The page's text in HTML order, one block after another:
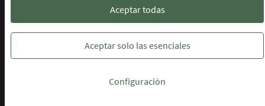
Aceptar todas
Aceptar solo las esenciales
Configuración
Descargar ficheros de datos abiertos
Configuración de cookies
Escuela de Participación Ciudadana en
Escuela de Participación
Escuela de Participación